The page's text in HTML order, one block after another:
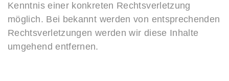
Kenntnis einer konkreten Rechtsverletzung
möglich. Bei bekannt werden von entsprechenden
Rechtsverletzungen werden wir diese Inhalte
umgehend entfernen.